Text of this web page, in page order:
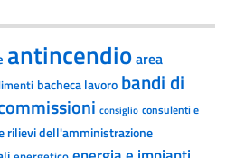
antincendioarea
bacheca lavoro bandi di
consiglio consulenti e
rilievi dell'amministrazione